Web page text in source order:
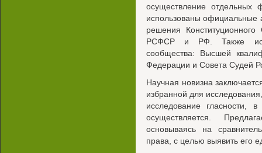
осуществление отдельных
использованы официальные
решения
РСФСР и РФ. Также
сообщества: Высшей
Федерации и Совета Судей
Научная новизна
избранной для
исследование гласности,
осуществляется.
основываясь на
права, с целью выявить его